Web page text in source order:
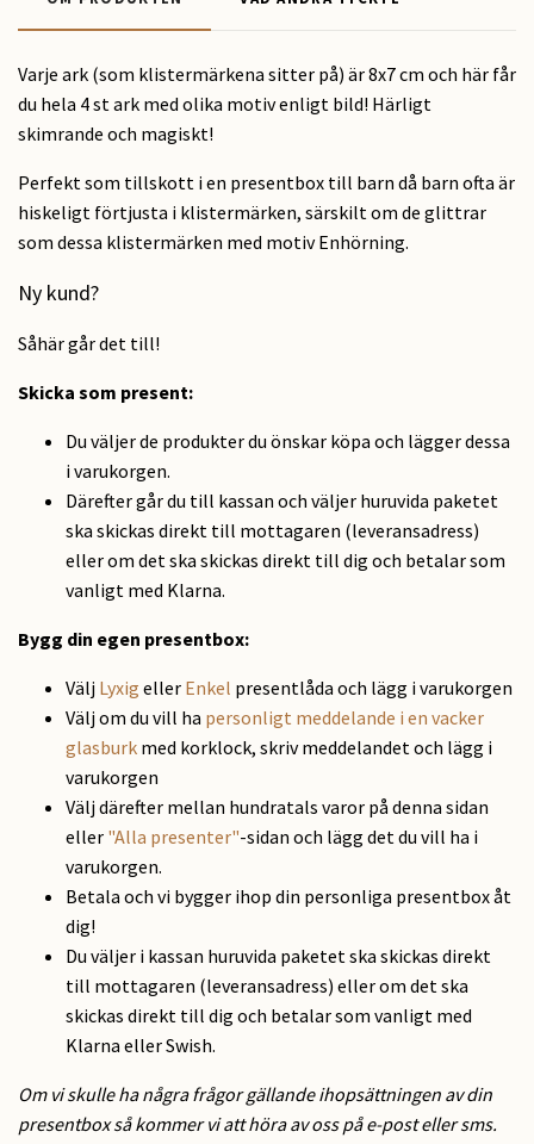
Varje ark (som klistermärkena sitter på) är 8x7 cm och här får
du hela 4 st ark med olika motiv enligt bild! Härligt
skimrande och magiskt!
Perfekt som tillskott i en presentbox till barn då barn ofta är
hiskeligt förtjusta i klistermärken, särskilt om de glittrar
som dessa klistermärken med motiv Enhörning.
Ny kund?
Såhär går det till!
Skicka som present:
Du väljer de produkter du önskar köpa och lägger dessa
i varukorgen.
Därefter går du till kassan och väljer huruvida paketet
ska skickas direkt till mottagaren (leveransadress)
eller om det ska skickas direkt till dig och betalar som
vanligt med Klarna.
Bygg din egen presentbox:
Välj Lyxig eller Enkel presentlåda och lägg i varukorgen
Välj om du vill ha personligt meddelande i en vacker
glasburk med korklock, skriv meddelandet och lägg i
varukorgen
Välj därefter mellan hundratals varor på denna sidan
eller "Alla presenter"-sidan och lägg det du vill ha i
varukorgen.
Betala och vi bygger ihop din personliga presentbox åt
dig!
Du väljer i kassan huruvida paketet ska skickas direkt
till mottagaren (leveransadress) eller om det ska
skickas direkt till dig och betalar som vanligt med
Klarna eller Swish.
Om vi skulle ha några frågor gällande ihopsättningen av din
presentbox så kommer vi att höra av oss på e-post eller sms.